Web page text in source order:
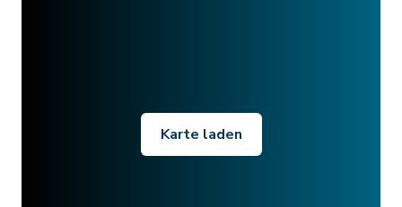
Karte laden